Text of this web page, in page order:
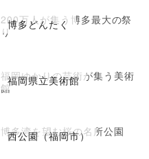
博多どんたく
200万人が集う博多最大の祭
り
福岡県立美術館
福岡ゆかりの芸術が集う美術
館
西公園（福岡市）
博多湾を望む桜の名所公園